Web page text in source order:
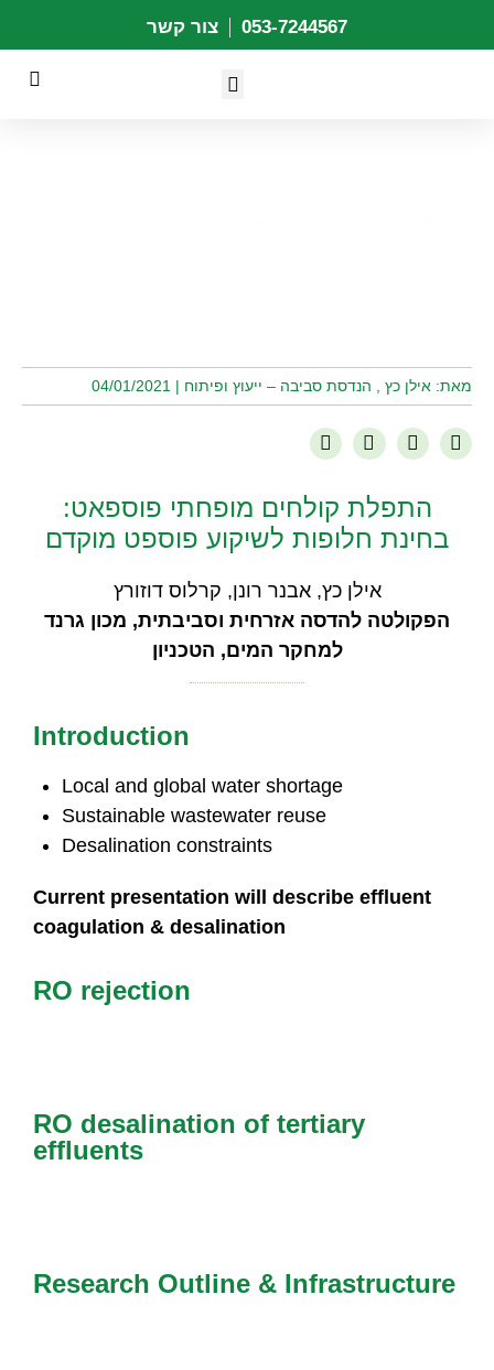
053-7244567 צור קשר
מאת: אילן כץ , הנדסת סביבה – ייעוץ ופיתוח |
התפלת קולחים מופחתי פוספאט:
בחינת חלופות לשיקוע פוספט מוקדם
אילן כץ, אבנר רונן, קרלוס דוזורץ
הפקולטה להדסה אזרחית וסביבתית, מכון גרנד
למחקר המים, הטכניון
Introduction
Local and global water shortage
Sustainable wastewater reuse
Desalination constraints
Current presentation will describe effluent
coagulation & desalination
RO rejection
RO desalination of tertiary
effluents
Research Outline & Infrastructure